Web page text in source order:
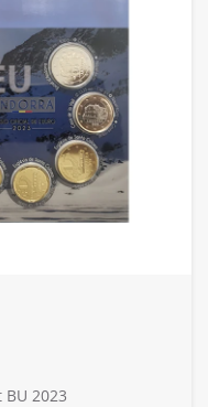
2023